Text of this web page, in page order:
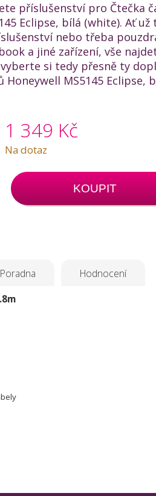
příslušenství pro Čtečka
Eclipse, bílá (white). Ať už
nebo třeba
a jiné zařízení, vše
si tedy přesně ty
Honeywell MS5145 Eclipse,
1 349 Kč
Na dotaz
KOUPIT
Poradna Hodnocení